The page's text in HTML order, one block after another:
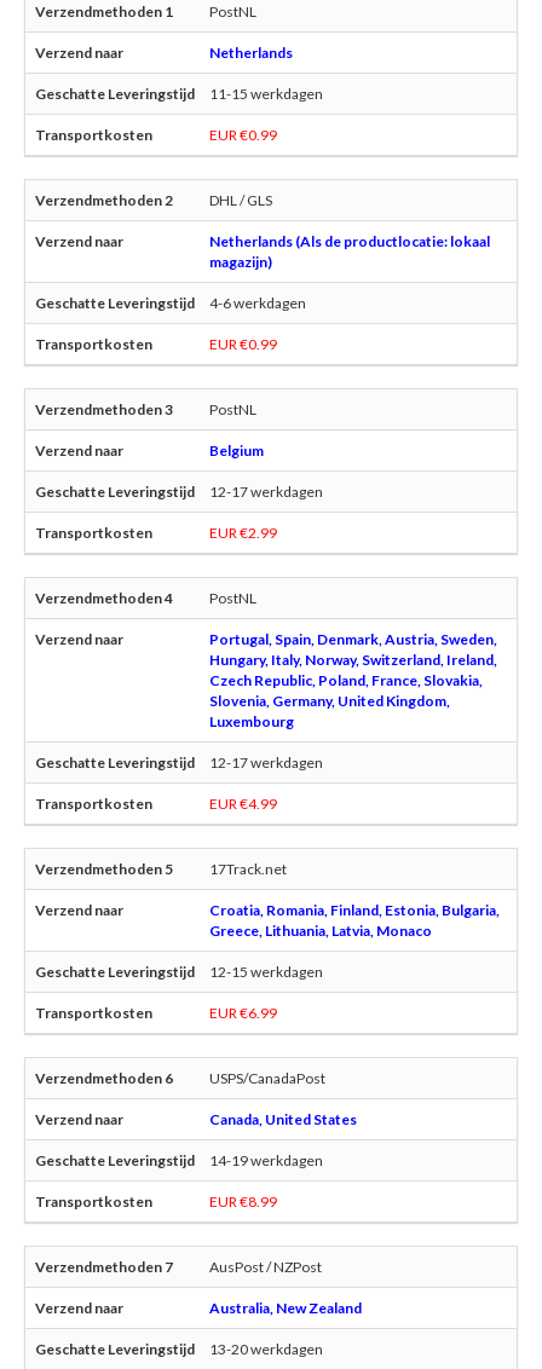
PostNL
Netherlands
11-15 werkdagen
EUR €0.99
DHL / GLS
Netherlands (Als de productlocatie: lokaal
magazijn)
4-6 werkdagen
EUR €0.99
PostNL
Belgium
12-17 werkdagen
EUR €2.99
PostNL
Portugal, Spain, Denmark, Austria, Sweden,
Hungary, Italy, Norway, Switzerland, Ireland,
Czech Republic, Poland, France, Slovakia,
Slovenia, Germany, United Kingdom,
Luxembourg
12-17 werkdagen
EUR €4.99
17Track.net
Croatia, Romania, Finland, Estonia, Bulgaria,
Greece, Lithuania, Latvia, Monaco
12-15 werkdagen
EUR €6.99
USPS/CanadaPost
Canada, United States
14-19 werkdagen
EUR €8.99
AusPost / NZPost
Australia, New Zealand
13-20 werkdagen